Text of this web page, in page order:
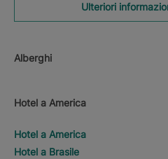
Ulteriori
Alberghi
Hotel a America
Hotel a America
Hotel a Brasile